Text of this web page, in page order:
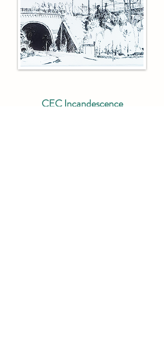
CEC Incandescence